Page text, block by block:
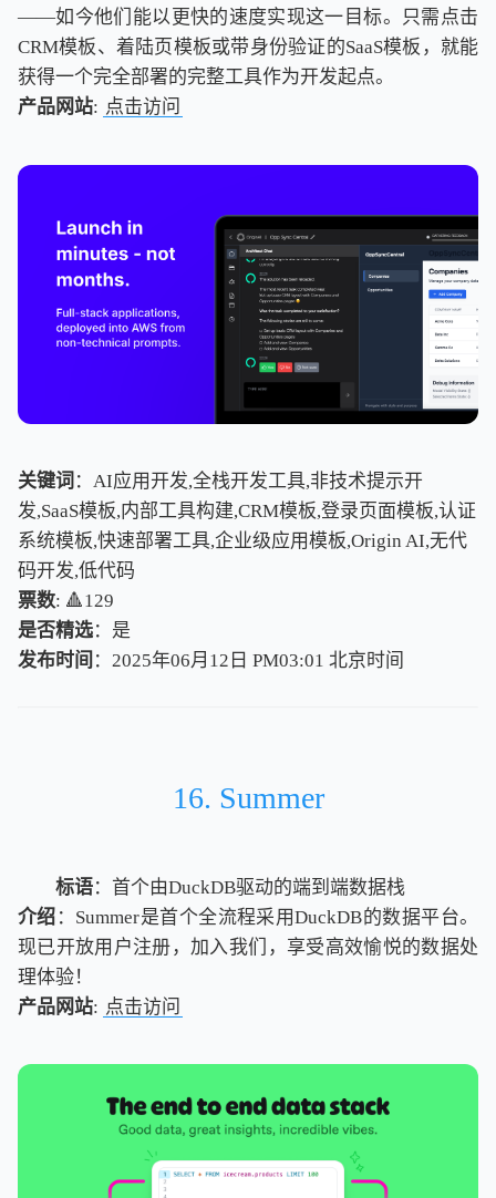
——如今他们能以更快的速度实现这一目标。只需点击
CRM模板、着陆页模板或带身份验证的SaaS模板，就能
获得一个完全部署的完整工具作为开发起点。
产品网站: 点击访问
关键词 ：AI应用开发,全栈开发工具,非技术提示开
发,SaaS模板,内部工具构建,CRM模板,登录页面模板,认证
系统模板,快速部署工具,企业级应用模板,Origin AI,无代
码开发,低代码
票数: 🔺129
是否精选：是
发布时间 ：2025年06月12日 PM03:01 北京时间
北京时间
16. Summer
标语：首个由DuckDB驱动的端到端数据栈
介绍 ：Summer是首个全流程采用DuckDB的数据平台。
现已开放用户注册，加入我们，享受高效愉悦的数据处
理体验！
产品网站: 点击访问